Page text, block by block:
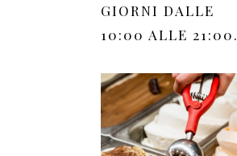
GIORNI DALLE
10:00 ALLE 21:00.